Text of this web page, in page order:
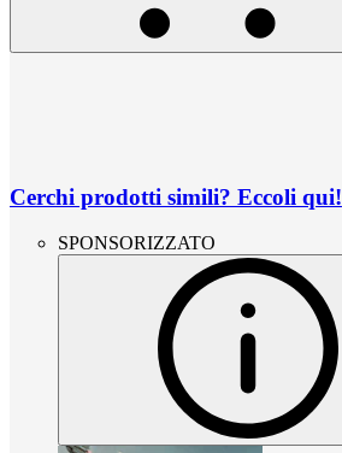
Cerchi prodotti simili? Eccoli qui!
SPONSORIZZATO